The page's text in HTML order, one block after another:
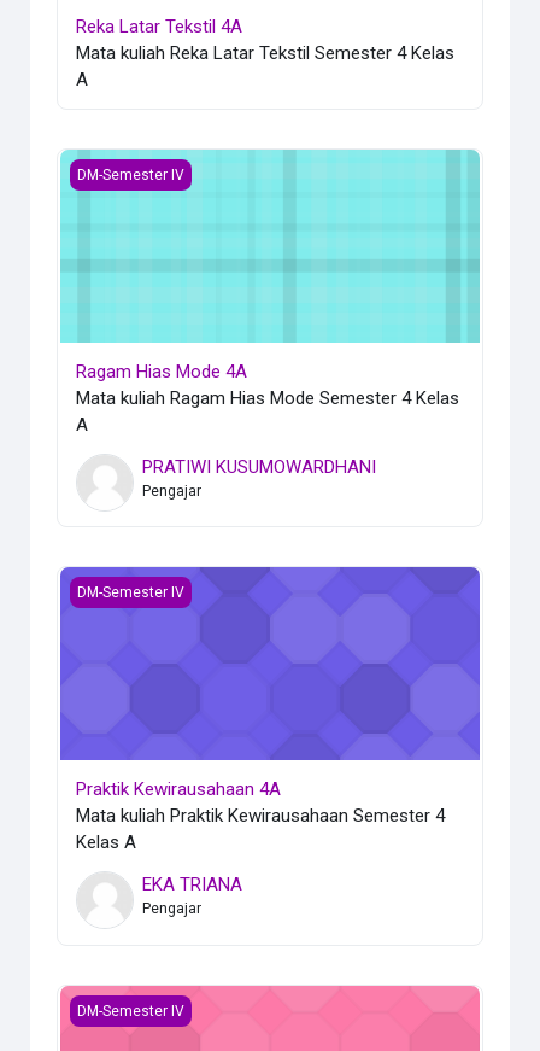
Reka Latar Tekstil 4A
Mata kuliah Reka Latar Tekstil Semester 4 Kelas
A
Ragam Hias Mode 4A
DM-Semester IV
Ragam Hias Mode 4A
Mata kuliah Ragam Hias Mode Semester 4 Kelas
A
PRATIWI KUSUMOWARDHANI
Pengajar
Praktik Kewirausahaan 4A
DM-Semester IV
Praktik Kewirausahaan 4A
Mata kuliah Praktik Kewirausahaan Semester 4
Kelas A
EKA TRIANA
Pengajar
Fashion Branding 4A
DM-Semester IV